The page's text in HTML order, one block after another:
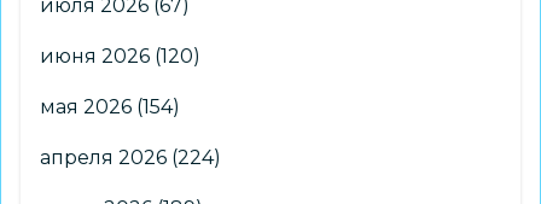
июля 2026 (67)
июня 2026 (120)
мая 2026 (154)
апреля 2026 (224)